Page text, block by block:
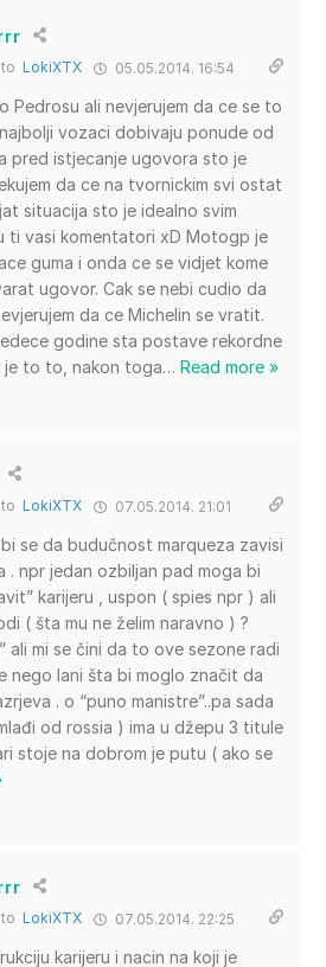
LokiXTX 05.05.2014. 16:54
Pedrosu ali nevjerujem da ce se to
vozaci dobivaju ponude od
pred istjecanje ugovora sto je
da ce na tvornickim svi ostat
situacija sto je idealno svim
ti vasi komentatori xD Motogp je
guma i onda ce se vidjet kome
ugovor. Cak se nebi cudio da
da ce Michelin se vratit.
godine sta postave rekordne
je to to, nakon toga… Read more »
LokiXTX 07.05.2014. 21:01
se da budučnost marqueza zavisi
. npr jedan ozbiljan pad moga bi
karijeru , uspon ( spies npr ) ali
( šta mu ne želim naravno ) ?
ali mi se čini da to ove sezone radi
nego lani šta bi moglo značit da
. o “puno manistre”..pa sada
od rossia ) ima u džepu 3 titule
stoje na dobrom je putu ( ako se
LokiXTX 07.05.2014. 22:25
karijeru i nacin na koji je